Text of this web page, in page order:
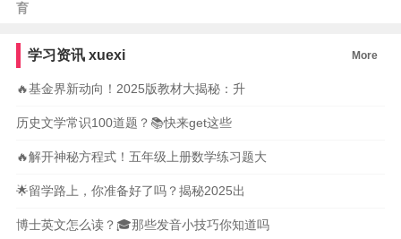
育
学习资讯 xuexi More
🔥基金界新动向！2025版教材大揭秘：升
历史文学常识100道题？📚快来get这些
🔥解开神秘方程式！五年级上册数学练习题大
🌟留学路上，你准备好了吗？揭秘2025出
博士英文怎么读？🎓那些发音小技巧你知道吗